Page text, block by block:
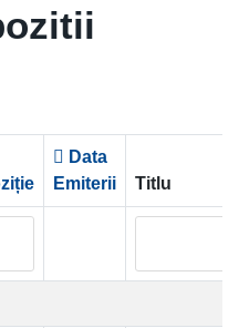
Data
Emiterii
Titlu